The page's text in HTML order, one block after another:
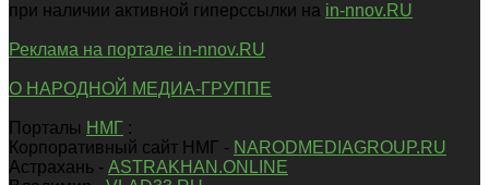
при наличии активной гиперссылки на in-nnov.RU
Реклама на портале in-nnov.RU
О НАРОДНОЙ МЕДИА-ГРУППЕ
Порталы НМГ :
Корпоративный сайт НМГ - NARODMEDIAGROUP.RU
Астрахань - ASTRAKHAN.ONLINE